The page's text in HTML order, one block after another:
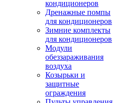
кондиционеров
Дренажные помпы
для кондиционеров
Зимние комплекты
для кондиционеров
Модули
обеззараживания
воздуха
Козырьки и
защитные
ограждения